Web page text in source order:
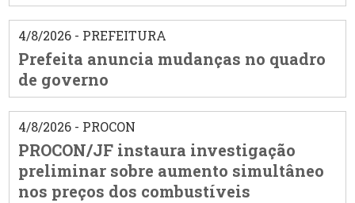
4/8/2026 - PREFEITURA
Prefeita anuncia mudanças no quadro
de governo
4/8/2026 - PROCON
PROCON/JF instaura investigação
preliminar sobre aumento simultâneo
nos preços dos combustíveis